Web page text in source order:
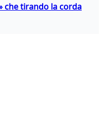
che tirando la corda